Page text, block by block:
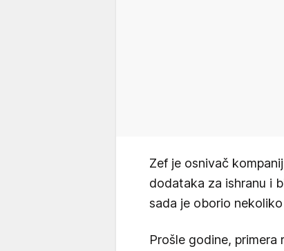
Zef je osnivač
dodataka za ishranu i
sada je oborio
Prošle godine, primera